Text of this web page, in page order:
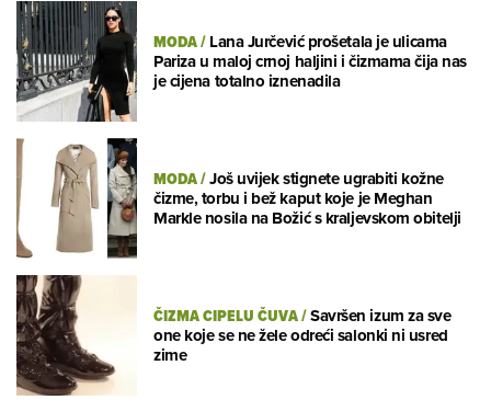
MODA/Lana Jurčević prošetala je ulicama
Pariza u maloj crnoj haljini i čizmama čija nas
je cijena totalno iznenadila
MODA/Još uvijek stignete ugrabiti kožne
čizme, torbu i bež kaput koje je Meghan
Markle nosila na Božić s kraljevskom obitelji
ČIZMA CIPELU ČUVA/Savršen izum za sve
one koje se ne žele odreći salonki ni usred
zime